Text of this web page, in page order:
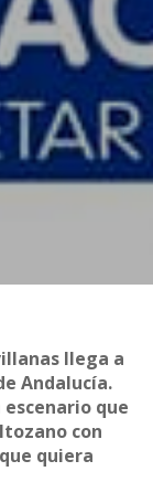
llega a
Andalucía.
que
con
quiera